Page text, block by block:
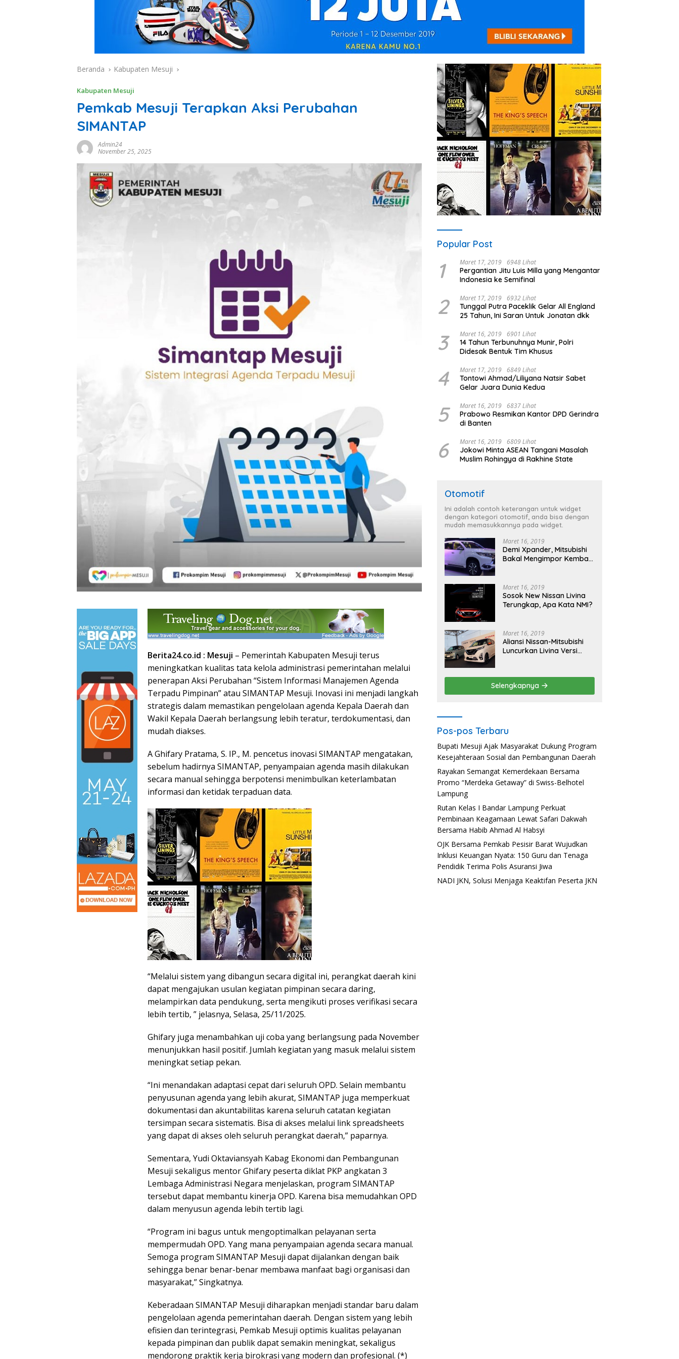
Beranda Kabupaten Mesuji
Kabupaten Mesuji
Pemkab Mesuji Terapkan Aksi Perubahan
SIMANTAP
Admin24
November 25, 2025
Berita24.co.id : Mesuji – Pemerintah Kabupaten Mesuji terus
meningkatkan kualitas tata kelola administrasi pemerintahan melalui
penerapan Aksi Perubahan “Sistem Informasi Manajemen Agenda
Terpadu Pimpinan” atau SIMANTAP Mesuji. Inovasi ini menjadi langkah
strategis dalam memastikan pengelolaan agenda Kepala Daerah dan
Wakil Kepala Daerah berlangsung lebih teratur, terdokumentasi, dan
mudah diakses.
A Ghifary Pratama, S. IP., M. pencetus inovasi SIMANTAP mengatakan,
sebelum hadirnya SIMANTAP, penyampaian agenda masih dilakukan
secara manual sehingga berpotensi menimbulkan keterlambatan
informasi dan ketidak terpaduan data.
“Melalui sistem yang dibangun secara digital ini, perangkat daerah kini
dapat mengajukan usulan kegiatan pimpinan secara daring,
melampirkan data pendukung, serta mengikuti proses verifikasi secara
lebih tertib, ” jelasnya, Selasa, 25/11/2025.
Ghifary juga menambahkan uji coba yang berlangsung pada November
menunjukkan hasil positif. Jumlah kegiatan yang masuk melalui sistem
meningkat setiap pekan.
“Ini menandakan adaptasi cepat dari seluruh OPD. Selain membantu
penyusunan agenda yang lebih akurat, SIMANTAP juga memperkuat
dokumentasi dan akuntabilitas karena seluruh catatan kegiatan
tersimpan secara sistematis. Bisa di akses melalui link spreadsheets
yang dapat di akses oleh seluruh perangkat daerah,” paparnya.
Sementara, Yudi Oktaviansyah Kabag Ekonomi dan Pembangunan
Mesuji sekaligus mentor Ghifary peserta diklat PKP angkatan 3
Lembaga Administrasi Negara menjelaskan, program SIMANTAP
tersebut dapat membantu kinerja OPD. Karena bisa memudahkan OPD
dalam menyusun agenda lebih tertib lagi.
“Program ini bagus untuk mengoptimalkan pelayanan serta
mempermudah OPD. Yang mana penyampaian agenda secara manual.
Semoga program SIMANTAP Mesuji dapat dijalankan dengan baik
sehingga benar benar-benar membawa manfaat bagi organisasi dan
masyarakat,” Singkatnya.
Keberadaan SIMANTAP Mesuji diharapkan menjadi standar baru dalam
pengelolaan agenda pemerintahan daerah. Dengan sistem yang lebih
efisien dan terintegrasi, Pemkab Mesuji optimis kualitas pelayanan
kepada pimpinan dan publik dapat semakin meningkat, sekaligus
mendorong praktik kerja birokrasi yang modern dan profesional. (*)
Popular Post
1 Maret 17, 2019 6948 Lihat
Pergantian Jitu Luis Milla yang Mengantar
Indonesia ke Semifinal
2 Maret 17, 2019 6932 Lihat
Tunggal Putra Paceklik Gelar All England
25 Tahun, Ini Saran Untuk Jonatan dkk
3 Maret 16, 2019 6901 Lihat
14 Tahun Terbunuhnya Munir, Polri
Didesak Bentuk Tim Khusus
4 Maret 17, 2019 6849 Lihat
Tontowi Ahmad/Liliyana Natsir Sabet
Gelar Juara Dunia Kedua
5 Maret 16, 2019 6837 Lihat
Prabowo Resmikan Kantor DPD Gerindra
di Banten
6 Maret 16, 2019 6809 Lihat
Jokowi Minta ASEAN Tangani Masalah
Muslim Rohingya di Rakhine State
Otomotif
Ini adalah contoh keterangan untuk widget
dengan kategori otomotif, anda bisa dengan
mudah memasukkannya pada widget.
Maret 16, 2019
Demi Xpander, Mitsubishi
Bakal Mengimpor Kembali
Maret 16, 2019
Sosok New Nissan Livina
Terungkap, Apa Kata NMI?
Maret 16, 2019
Aliansi Nissan-Mitsubishi
Luncurkan Livina Versi
Selengkapnya
Pos-pos Terbaru
Bupati Mesuji Ajak Masyarakat Dukung Program
Kesejahteraan Sosial dan Pembangunan Daerah
Rayakan Semangat Kemerdekaan Bersama
Promo “Merdeka Getaway” di Swiss-Belhotel
Lampung
Rutan Kelas I Bandar Lampung Perkuat
Pembinaan Keagamaan Lewat Safari Dakwah
Bersama Habib Ahmad Al Habsyi
OJK Bersama Pemkab Pesisir Barat Wujudkan
Inklusi Keuangan Nyata: 150 Guru dan Tenaga
Pendidik Terima Polis Asuransi Jiwa
NADI JKN, Solusi Menjaga Keaktifan Peserta JKN